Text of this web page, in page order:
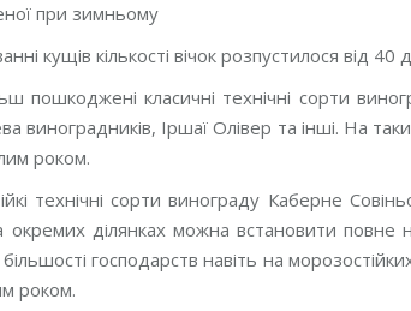
при зимньому
кущів кількості вічок розпустилося від
пошкоджені класичні технічні сорти
виноградників, Іршаї Олівер та інші. На
роком.
технічні сорти винограду Каберне
окремих ділянках можна встановити
господарств навіть на
роком.